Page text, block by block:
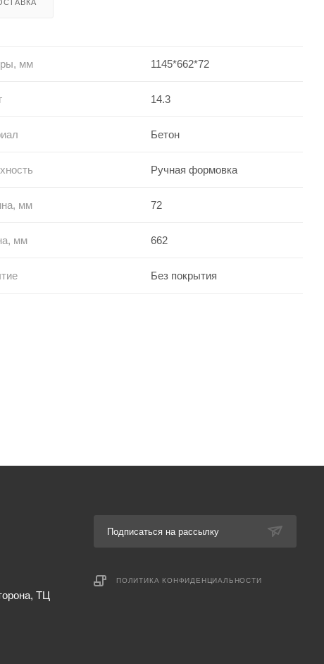
мм 1145*662*72
14.3
Бетон
Ручная формовка
мм 72
мм 662
Без покрытия
ТЦ
Подписаться на рассылку
ПОЛИТИКА КОНФИДЕНЦИАЛЬНОСТИ